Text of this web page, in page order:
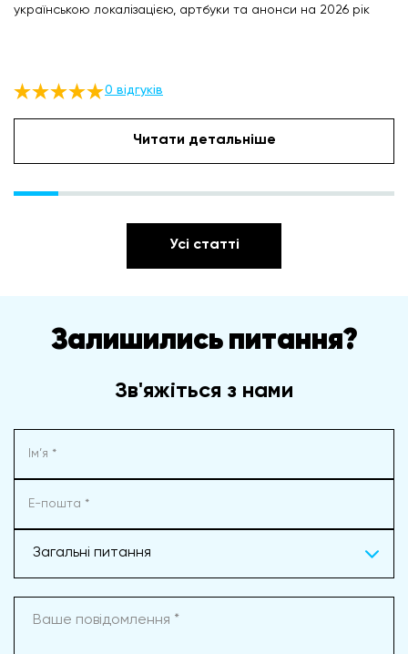
українською локалізацією, артбуки та анонси на 2026 рік
0 відгуків
Читати детальніше
Усі статті
Залишились питання?
Зв'яжіться з нами
Загальні питання